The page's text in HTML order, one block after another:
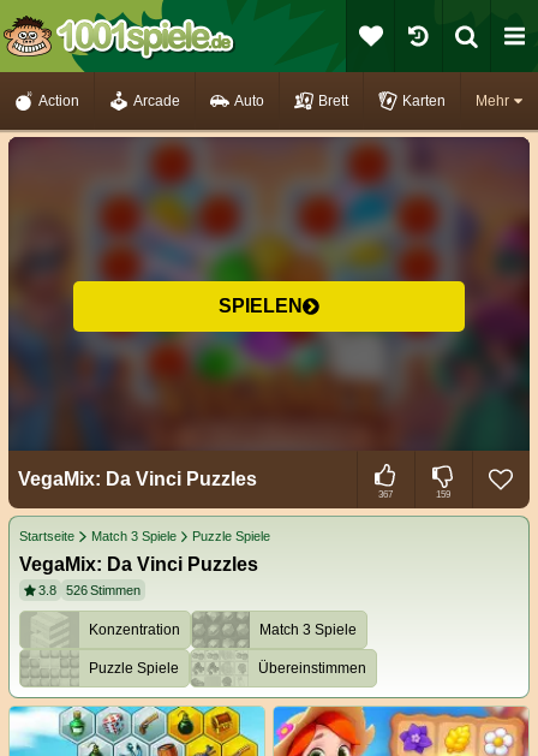
Mehr
Action Arcade Auto Brett Karten
SPIELEN
VegaMix: Da Vinci Puzzles
367 159
Startseite Match 3 Spiele Puzzle Spiele
VegaMix: Da Vinci Puzzles
3.8 526Stimmen
Konzentration Match 3 Spiele
Puzzle Spiele Übereinstimmen